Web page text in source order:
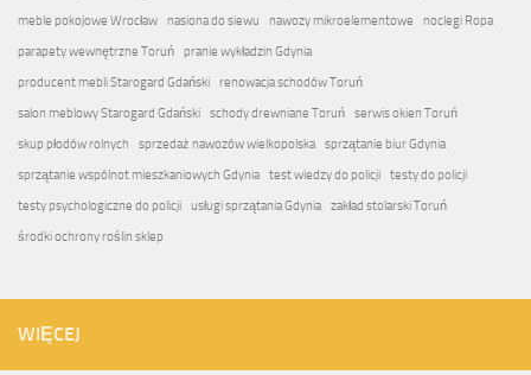
meble pokojowe Wrocław
nasiona do siewu nawozy mikroelementowe
noclegi Ropa
parapety wewnętrzne Toruń
pranie wykładzin Gdynia
producent mebli Starogard Gdański
renowacja schodów Toruń
salon meblowy Starogard Gdański
schody drewniane Toruń
serwis okien Toruń
skup płodów rolnych
sprzedaż nawozów wielkopolska
sprzątanie biur Gdynia
sprzątanie wspólnot mieszkaniowych Gdynia
test wiedzy do policji
testy do policji
testy psychologiczne do policji
usługi sprzątania Gdynia
zakład stolarski Toruń
środki ochrony roślin sklep
WIĘCEJ